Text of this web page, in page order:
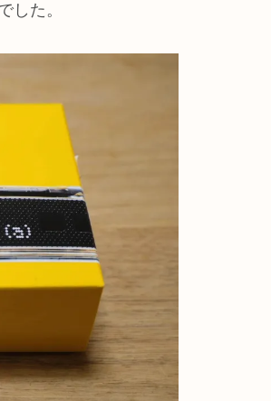
した。